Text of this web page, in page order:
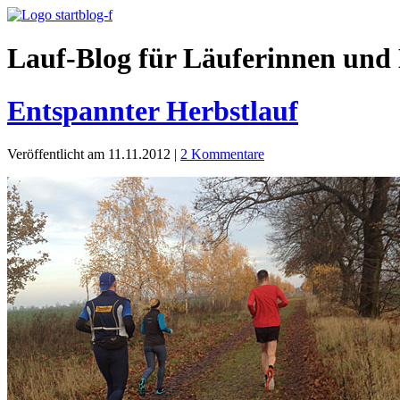
Lauf-Blog für Läuferinnen und
Entspannter Herbstlauf
Veröffentlicht am 11.11.2012 | 2 Kommentare